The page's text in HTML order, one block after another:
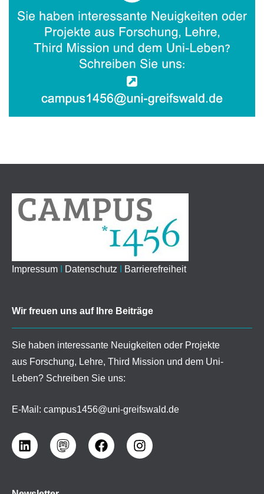
Impressum Datenschutz Barrierefreiheit
Wir freuen uns auf Ihre Beiträge
Sie haben interessante Neuigkeiten oder Projekte
aus Forschung, Lehre, Third Mission und dem Uni-
Leben? Schreiben Sie uns:
E-Mail: campus1456@uni-greifswald.de